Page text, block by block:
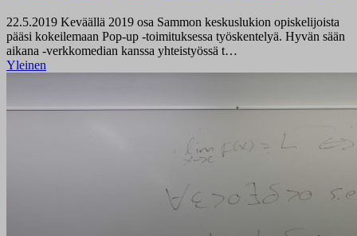
22.5.2019 Keväällä 2019 osa Sammon keskuslukion opiskelijoista
pääsi kokeilemaan Pop-up -toimituksessa työskentelyä. Hyvän sään
aikana -verkkomedian kanssa yhteistyössä t…
Yleinen